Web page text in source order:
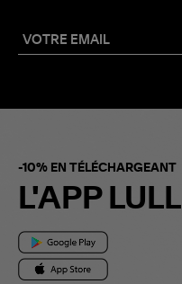
-10% EN TÉLÉCHARGEANT
L'APP LULLI